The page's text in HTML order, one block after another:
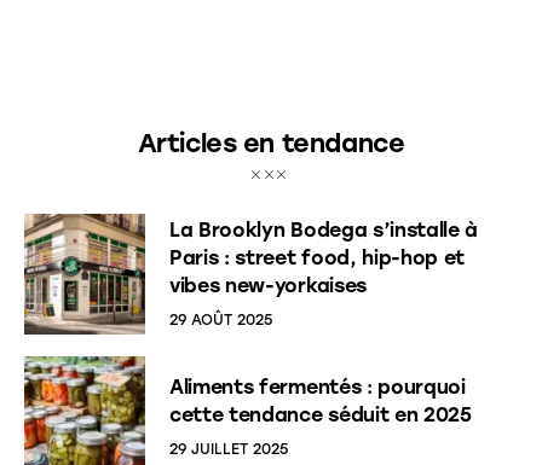
Articles en tendance
La Brooklyn Bodega s’installe à
Paris : street food, hip-hop et
vibes new-yorkaises
29 AOÛT 2025
Aliments fermentés : pourquoi
cette tendance séduit en 2025
29 JUILLET 2025